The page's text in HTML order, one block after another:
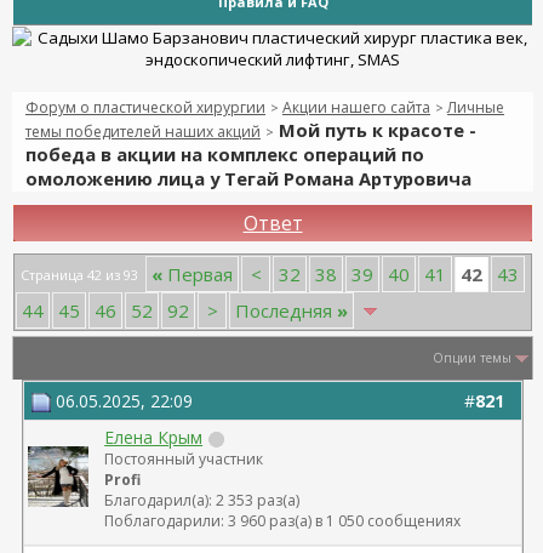
Форум о пластической хирургии > Акции нашего сайта >Личные
темы победителей наших акций > Мой путь к красоте -
победа в акции на комплекс операций по
омоложению лица у Тегай Романа Артуровича
Ответ
Страница 42 из 93 « Первая < 32 38 39 40 41 42
43
44
45 46 52 92 > Последняя »
Опции темы
#821
06.05.2025, 22:09
Елена Крым
Постоянный участник
Profi
Благодарил(а): 2 353 раз(а)
Поблагодарили: 3 960 раз(а) в 1 050 сообщениях